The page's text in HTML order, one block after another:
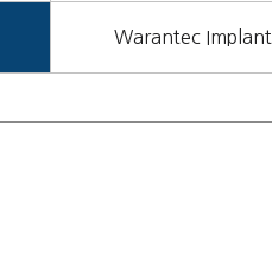
Warantec Implant